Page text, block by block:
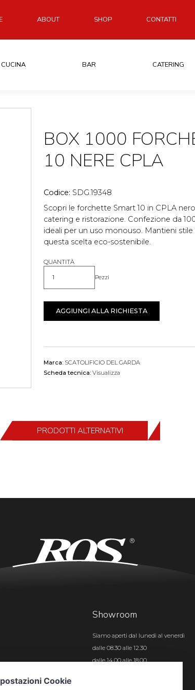
ABOUT SHOP CONTATTI
CUCINA BAR CATERING
BOX 1000
10 NERE CPLA
Codice: SDG.19348
Scopri le forchette Smart 10 in CPLA
catering e ristorazione. Confezione da
ideali per un uso monouso. Mantieni
questa scelta eco-sostenibile.
QUANTITÀ
Quantità Pezzi
AGGIUNGI ALLA RICHIESTA
Marca: SCATOLIFICIO DEL GARDA
Scheda tecnica: Visualizza
PRODOTTI ALTERNATIVI
Showroom
Siamo aperti dal lunedì al venerdì
dalle 08.30 alle 12.30
dalle 14.00 alle 18.00